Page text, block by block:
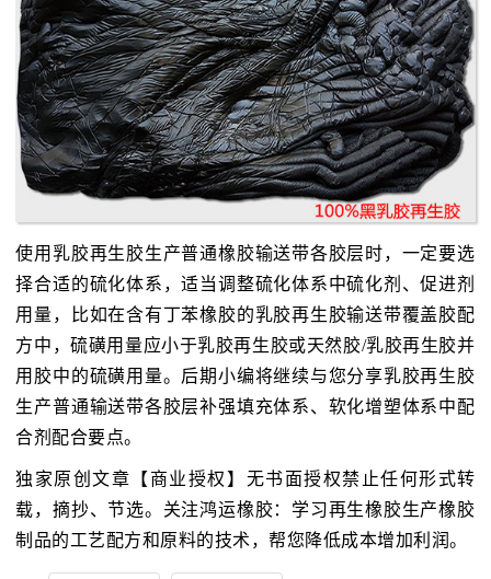
使用乳胶再生胶生产普通橡胶输送带各胶层时，一定要选
择合适的硫化体系，适当调整硫化体系中硫化剂、促进剂
用量，比如在含有丁苯橡胶的乳胶再生胶输送带覆盖胶配
方中，硫磺用量应小于乳胶再生胶或天然胶/乳胶再生胶并
用胶中的硫磺用量。后期小编将继续与您分享乳胶再生胶
生产普通输送带各胶层补强填充体系、软化增塑体系中配
合剂配合要点。
独家原创文章【商业授权】无书面授权禁止任何形式转
载，摘抄、节选。关注鸿运橡胶：学习再生橡胶生产橡胶
制品的工艺配方和原料的技术，帮您降低成本增加利润。